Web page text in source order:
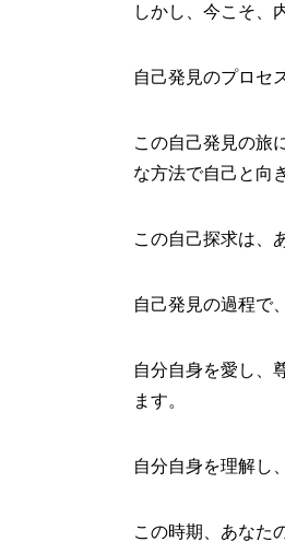
しかし、今こそ、
自己発見のプロセ
この自己発見の旅
な方法で自己と向
この自己探求は、
自己発見の過程で
自分自身を愛し、
ます。
自分自身を理解し
この時期、あなた